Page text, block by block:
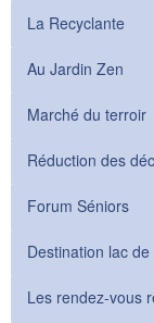
La Recyclante
Au Jardin Zen
Marché du terroir
Réduction des
Forum Séniors
Destination lac
Les rendez-vous